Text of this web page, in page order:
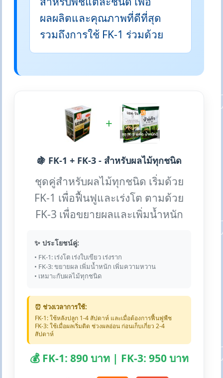
ผลผลิตและคุณภาพที่ดีที่สุด
รวมถึงการใช้ FK-1 ร่วมด้วย
+
🍇 FK-1 + FK-3 - สำหรับผลไม้ทุกชนิด
ชุดคู่สำหรับผลไม้ทุกชนิด เริ่มด้วย
FK-1 เพื่อฟื้นฟูและเร่งโต ตามด้วย
FK-3 เพื่อขยายผลและเพิ่มน้ำหนัก
✨ ประโยชน์คู่:
• FK-1: เร่งโต เร่งใบเขียว เร่งราก
• FK-3: ขยายผล เพิ่มน้ำหนัก เพิ่มความหวาน
• เหมาะกับผลไม้ทุกชนิด
⏰ ช่วงเวลาการใช้:
FK-1: ใช้หลังปลูก 1-4 สัปดาห์ และเมื่อต้องการฟื้นฟูพืช
FK-3: ใช้เมื่อผลเริ่มติด ช่วงผลอ่อน ก่อนเก็บเกี่ยว 2-4
สัปดาห์
💰 FK-1: 890 บาท | FK-3: 950 บาท